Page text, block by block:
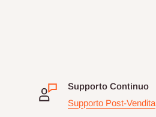
Supporto Continuo
Supporto Post-Vendita